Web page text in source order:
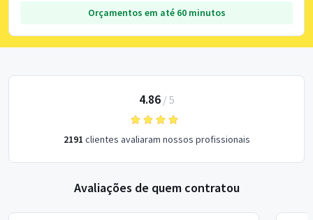
Orçamentos em até 60 minutos
4.86/ 5
2191 clientes avaliaram nossos profissionais
Avaliações de quem contratou